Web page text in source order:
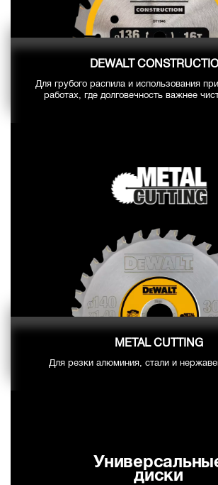
DEWALT
Для грубого распила и использования
работах, где долговечность важнее
METAL CUTTING
Для резки алюминия, стали и
диски